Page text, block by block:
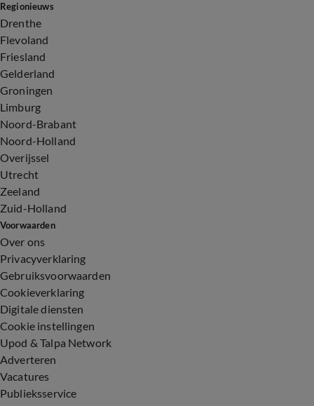
Regionieuws
Drenthe
Flevoland
Friesland
Gelderland
Groningen
Limburg
Noord-Brabant
Noord-Holland
Overijssel
Utrecht
Zeeland
Zuid-Holland
Voorwaarden
Over ons
Privacyverklaring
Gebruiksvoorwaarden
Cookieverklaring
Digitale diensten
Cookie instellingen
Upod & Talpa Network
Adverteren
Vacatures
Publieksservice